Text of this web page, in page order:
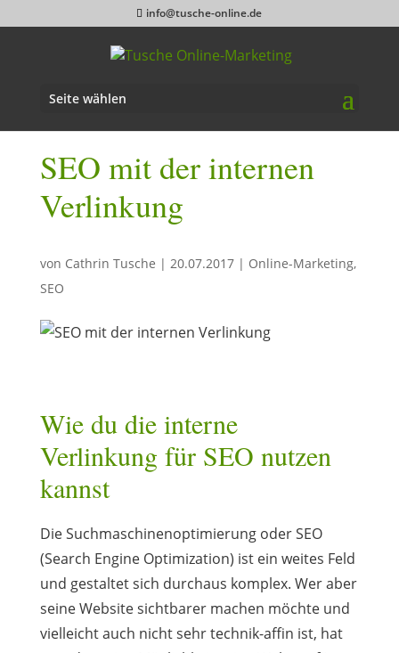
info@tusche-online.de
Seite wählen
SEO mit der internen
Verlinkung
von Cathrin Tusche | 20.07.2017| Online-Marketing,
SEO
Wie du die interne
Verlinkung für SEO nutzen
kannst
Die Suchmaschinenoptimierung oder SEO
(Search Engine Optimization) ist ein weites Feld
und gestaltet sich durchaus komplex. Wer aber
seine Website sichtbarer machen möchte und
vielleicht auch nicht sehr technik-affin ist, hat